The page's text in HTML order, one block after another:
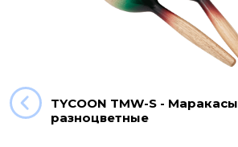
TYCOON TMW-S - Маракасы
разноцветные